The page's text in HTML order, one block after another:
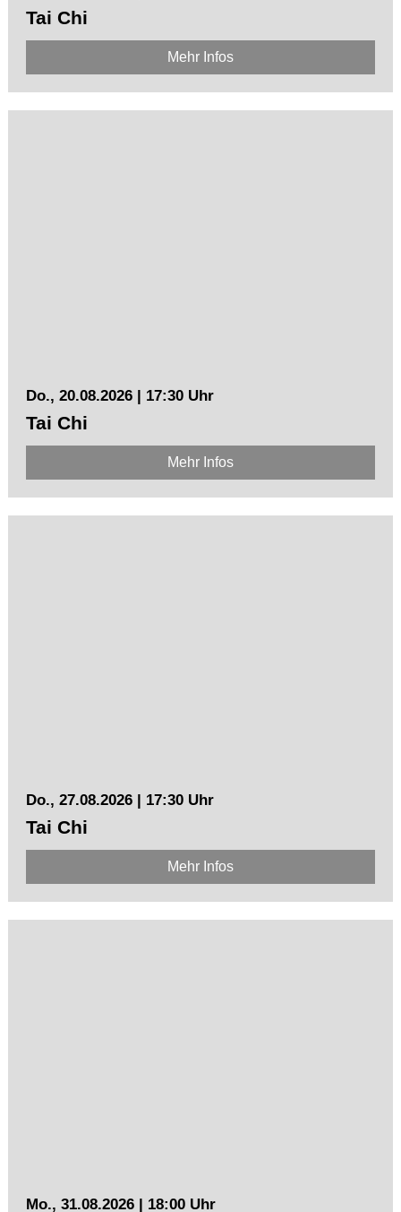
Tai Chi
Mehr Infos
Do., 20.08.2026 | 17:30 Uhr
Tai Chi
Mehr Infos
Do., 27.08.2026 | 17:30 Uhr
Tai Chi
Mehr Infos
Mo., 31.08.2026 | 18:00 Uhr